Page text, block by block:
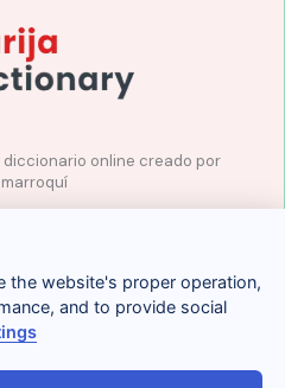
online creado por
Condiciones
the website's proper operation,
and to provide social